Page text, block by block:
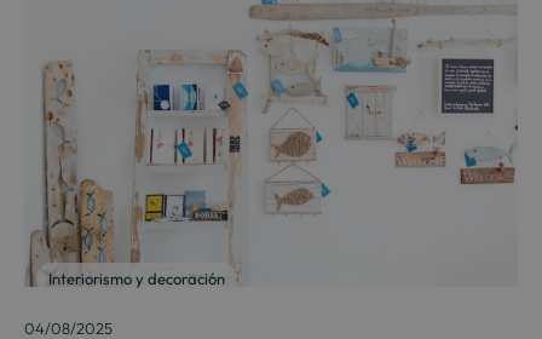
Interiorismo y decoración
04/08/2025